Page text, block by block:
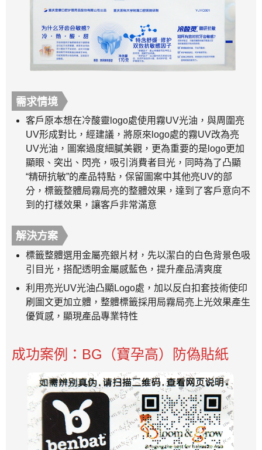
需求情境
客戶原本想在冷酸靈logo處使用霧UV光油，與周圍亮
UV形成對比，經建議，將原來logo處的霧UV改為亮
UV光油，圖案過度細膩美觀，更為重要的是logo更加
顯眼、突出、閃亮，吸引消費者目光，同時為了凸顯
“精研抗敏”的產品特點，保留圖案中其他亮UV的部
分，標籤整體局霧局亮的整體效果，達到了客戶意向不
到的打樣效果，讓客戶非常滿意
解決方案
標籤整體選用金屬亮銀片材，先以潔白的白色背景色吸
引目光，搭配透明金屬感藍色，提升產品清爽度
利用亮光UV光油凸顯Logo處，加以反白扣套技術使印
刷圖文更加立體，整體標籤採用局霧局亮上光效果產生
優質感，顯現產品專業特性
成功案例：BG（寶孕高）防偽貼紙